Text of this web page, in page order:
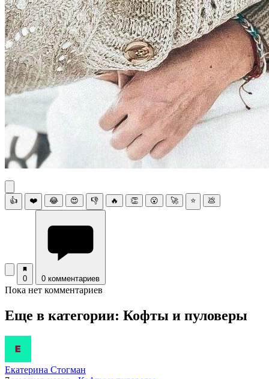
👍 ❤️ 😂 😍 👎 🔥 👏 😮 🚀 ⭐ 💩
0 0 комментариев
Пока нет комментариев
Еще в категории: Кофты и пуловеры
Екатерина Стогман